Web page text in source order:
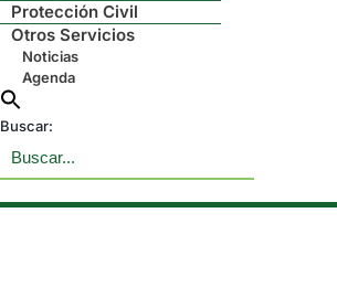
Protección Civil
Otros Servicios
Noticias
Agenda
Buscar: